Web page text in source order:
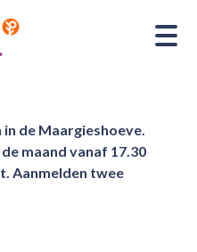
de Maargieshoeve.
maand vanaf 17.30
Aanmelden twee